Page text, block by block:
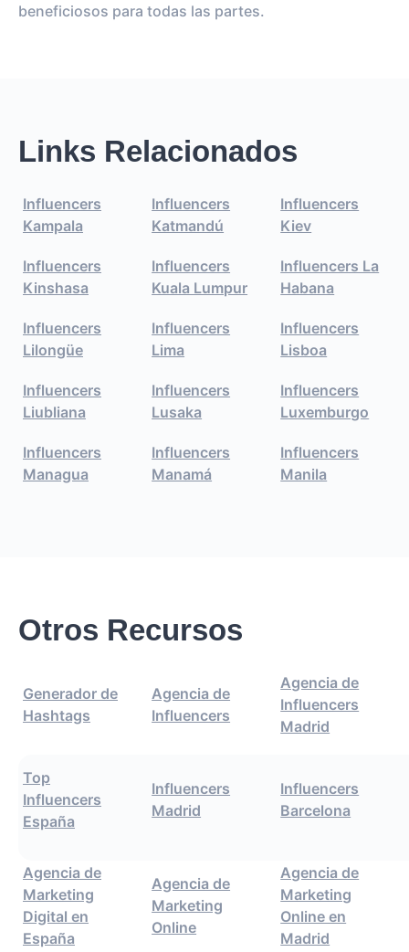
beneficiosos para todas las partes.
Links Relacionados
Influencers
Kampala
Influencers
Katmandú
Influencers
Kiev
Influencers
Kinshasa
Influencers
Kuala Lumpur
Influencers La
Habana
Influencers
Lilongüe
Influencers
Lima
Influencers
Lisboa
Influencers
Liubliana
Influencers
Lusaka
Influencers
Luxemburgo
Influencers
Managua
Influencers
Manamá
Influencers
Manila
Otros Recursos
Generador de
Hashtags
Agencia de
Influencers
Agencia de
Influencers
Madrid
Top
Influencers
España
Influencers
Madrid
Influencers
Barcelona
Agencia de
Marketing
Digital en
España
Agencia de
Marketing
Online
Agencia de
Marketing
Online en
Madrid